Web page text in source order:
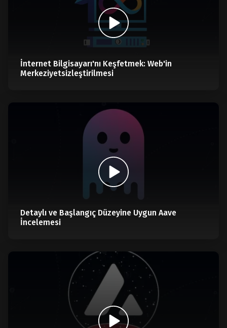
İnternet Bilgisayarı'nı Keşfetmek: Web'in
Merkeziyetsizleştirilmesi
Detaylı ve Başlangıç Düzeyine Uygun Aave
İncelemesi